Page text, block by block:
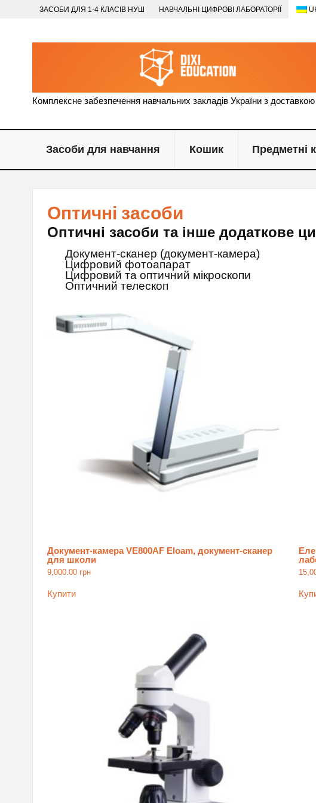
ЗАСОБИ ДЛЯ 1-4 КЛАСІВ НУШ НАВЧАЛЬНІ ЦИФРОВІ ЛАБОРАТОРІЇ
Комплексне забезпечення навчальних закладів України з
Засоби для навчання Кошик Предметні
Оптичні засоби
Оптичні засоби та інше додаткове
Документ-сканер (документ-камера)
Цифровий фотоапарат
Цифровий та оптичний мікроскопи
Оптичний телескоп
Документ-камера VE800AF Eloam, документ-сканер
для школи
9,000.00 грн
Купити